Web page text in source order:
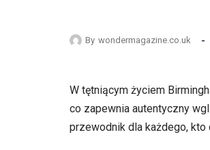
By wondermagazine.co.uk
W tętniącym życiem
co zapewnia autentyczny
przewodnik dla każdego, kto